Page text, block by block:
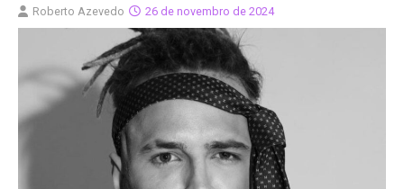
Roberto Azevedo 26 de novembro de 2024